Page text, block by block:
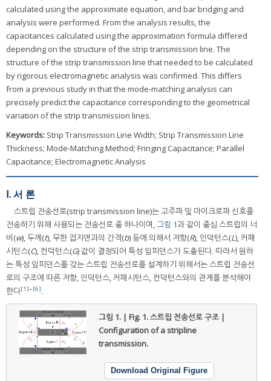
calculated using the approximate equation, and bar bridging and
analysis were performed. From the analysis results, the
capacitances calculated using the approximation formula differed
depending on the structure of the strip transmission line. The
structure of the strip transmission line that needed to be calculated
by rigorous electromagnetic analysis was confirmed. This differs
from a previous study in that the mode-matching analysis can
precisely predict the capacitance corresponding to the geometrical
variation of the strip transmission lines.
Keywords: Strip Transmission Line Width; Strip Transmission Line
Thickness; Mode-Matching Method; Fringing Capacitance; Parallel
Capacitance; Electromagnetic Analysis
Ⅰ. 서 론
스트립 전송선로(strip transmission line)는 고주파 및 마이크로파 신호를
전송하기 위해 사용되는 전송선로 중 하나이며,그림 1과 같이 중심 스트립의 너
비(w), 두께(t), 무한 접지면과의 간격(b) 등에 의해서 저항(R), 인덕턴스(L), 커패
시턴스(C), 컨덕턴스(G) 값이 결정되어 특성 임피던스가 도출된다. 따라서 원하
는 특성 임피던스를 갖는 스트립 전송선로를 설계하기 위해서는 스트립 전송선
로의 구조에 따른 저항, 인덕턴스, 커패시턴스, 컨덕턴스와의 관계를 분석해야
한다[1]~[6].
그림 1. | Fig. 1.스트립 전송선로 구조 |
Configuration of a stripline
transmission.
Download Original Figure